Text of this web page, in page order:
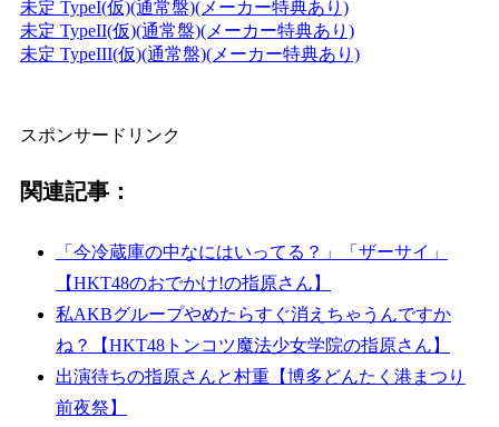
未定 TypeI(仮)(通常盤)(メーカー特典あり)
未定 TypeII(仮)(通常盤)(メーカー特典あり)
未定 TypeIII(仮)(通常盤)(メーカー特典あり)
スポンサードリンク
関連記事：
「今冷蔵庫の中なにはいってる？」「ザーサイ」
【HKT48のおでかけ!の指原さん】
私AKBグループやめたらすぐ消えちゃうんですか
ね？【HKT48トンコツ魔法少女学院の指原さん】
出演待ちの指原さんと村重【博多どんたく港まつり
前夜祭】